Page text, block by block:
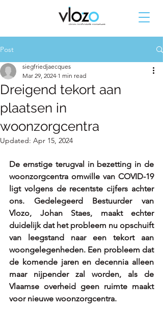
Post
Dreigend tekort aan
plaatsen in
woonzorgcentra
siegfriedjaecques
Mar 29, 2024 1 min read
Updated: Apr 15, 2024
De ernstige terugval in bezetting in de
woonzorgcentra omwille van COVID-19
ligt volgens de recentste cijfers achter
ons. Gedelegeerd Bestuurder van
Vlozo, Johan Staes, maakt echter
duidelijk dat het probleem nu opschuift
van leegstand naar een tekort aan
woongelegenheden. Een probleem dat
de komende jaren en decennia alleen
maar nijpender zal worden, als de
Vlaamse overheid geen ruimte maakt
voor nieuwe woonzorgcentra.